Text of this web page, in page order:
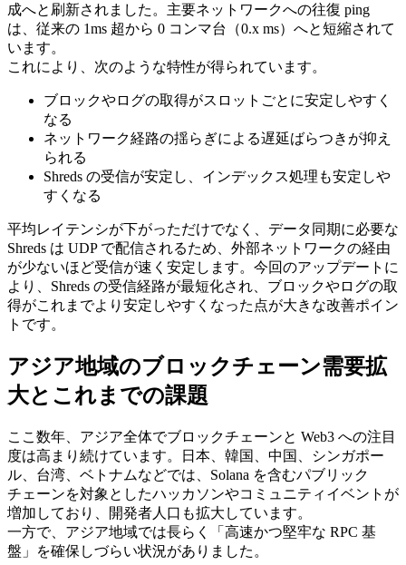
成へと刷新されました。主要ネットワークへの往復 ping
は、従来の 1ms 超から 0 コンマ台（0.x ms）へと短縮されて
います。
これにより、次のような特性が得られています。
ブロックやログの取得がスロットごとに安定しやすく
なる
ネットワーク経路の揺らぎによる遅延ばらつきが抑え
られる
Shreds の受信が安定し、インデックス処理も安定しや
すくなる
平均レイテンシが下がっただけでなく、データ同期に必要な
Shreds は UDP で配信されるため、外部ネットワークの経由
が少ないほど受信が速く安定します。今回のアップデートに
より、Shreds の受信経路が最短化され、ブロックやログの取
得がこれまでより安定しやすくなった点が大きな改善ポイン
トです。
アジア地域のブロックチェーン需要拡
大とこれまでの課題
ここ数年、アジア全体でブロックチェーンと Web3 への注目
度は高まり続けています。日本、韓国、中国、シンガポー
ル、台湾、ベトナムなどでは、Solana を含むパブリック
チェーンを対象としたハッカソンやコミュニティイベントが
増加しており、開発者人口も拡大しています。
一方で、アジア地域では長らく「高速かつ堅牢な RPC 基
盤」を確保しづらい状況がありました。